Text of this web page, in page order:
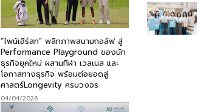
“ไพน์เฮิร์สท” พลิกภาพสนามกอล์ฟ สู่
Performance Playground ของนัก
ธุรกิจยุคใหม่ ผสานกีฬา เวลเนส และ
โอกาสทางธุรกิจ พร้อมต่อยอดสู่
ศาสตร์Longevity ครบวงจร
04/04/2026